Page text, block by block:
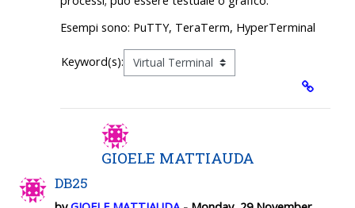
Esempi sono: PuTTY, TeraTerm, HyperTerminal
Keyword(s):
GIOELE MATTIAUDA
DB25